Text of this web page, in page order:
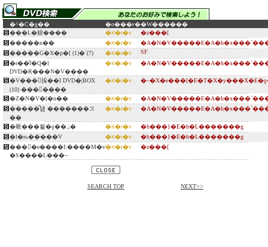
�^�C�g�� �o���ғ��W������
���L�鋃����
�א�r�v
�z���[
�����n��
�א�r�v
�����G�X�p�[ (1)�`(7)
�א�r�v
SF
�r��̑f�Q�l
DVD�R���N�V����
�א�r�v
�V���󖼉挆��I DVD�|BOX
(10) �������
�א�r�v
�Z�N�V�[�n�� �א�r�v
�����͂덆 �������ス
��
�א�r�v
�哌���푈�ƍ��ۍٔ� �א�r�v
�h���}�E�h�L�������g
�l�ԋ�����V
�א�r�v
�h���}�E�h�L�������g
����e����I:����M�v
�S����L���~
�א�r�v �z���[
SEARCH TOP NEXT>>